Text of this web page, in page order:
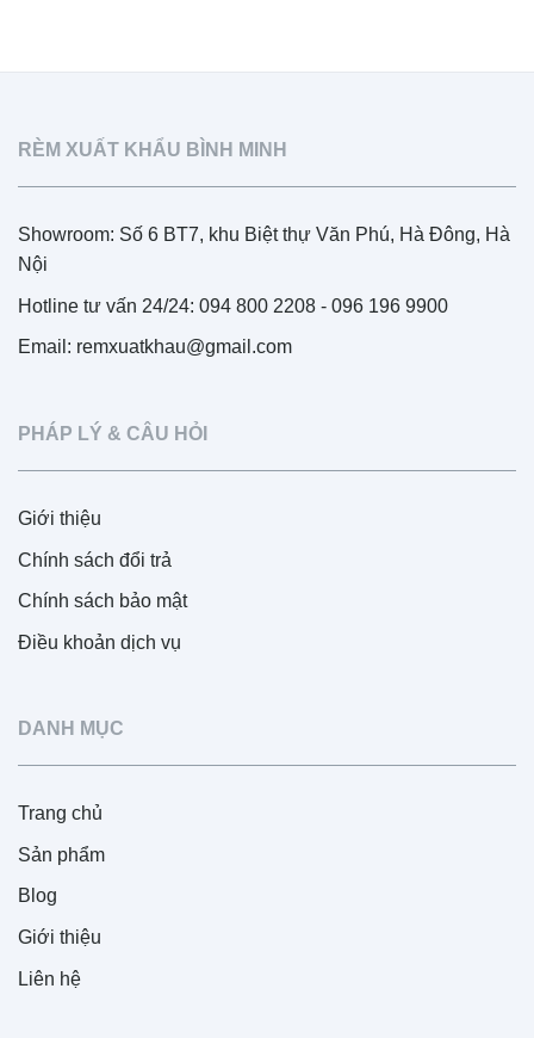
RÈM XUẤT KHẨU BÌNH MINH
Showroom: Số 6 BT7, khu Biệt thự Văn Phú, Hà Đông, Hà
Nội
Hotline tư vấn 24/24: 094 800 2208 - 096 196 9900
Email: remxuatkhau@gmail.com
PHÁP LÝ & CÂU HỎI
Giới thiệu
Chính sách đổi trả
Chính sách bảo mật
Điều khoản dịch vụ
DANH MỤC
Trang chủ
Sản phẩm
Blog
Giới thiệu
Liên hệ